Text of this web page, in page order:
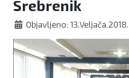
Srebrenik
Objavljeno: 13.Veljača.2018.